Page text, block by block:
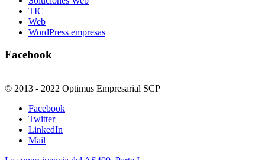
TIC
Web
WordPress empresas
Facebook
© 2013 - 2022 Optimus Empresarial SCP
Facebook
Twitter
LinkedIn
Mail